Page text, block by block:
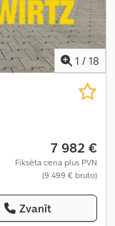
1 / 18
7 982 €
Fiksēta cena plus PVN
(9 499 € bruto)
Zvanīt